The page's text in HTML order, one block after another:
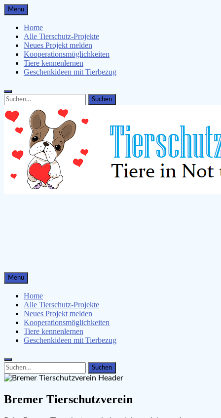
Skip
to
content
Menu
Home
Alle Tierschutz-Projekte
Neues Projekt melden
Kooperationsmöglichkeiten
Tiere kennenlernen
Geschenkideen mit Tierbezug
Search
for:
Search
Menu
Home
Alle Tierschutz-Projekte
Neues Projekt melden
Kooperationsmöglichkeiten
Tiere kennenlernen
Geschenkideen mit Tierbezug
Search
for:
Search
Bremer Tierschutzverein